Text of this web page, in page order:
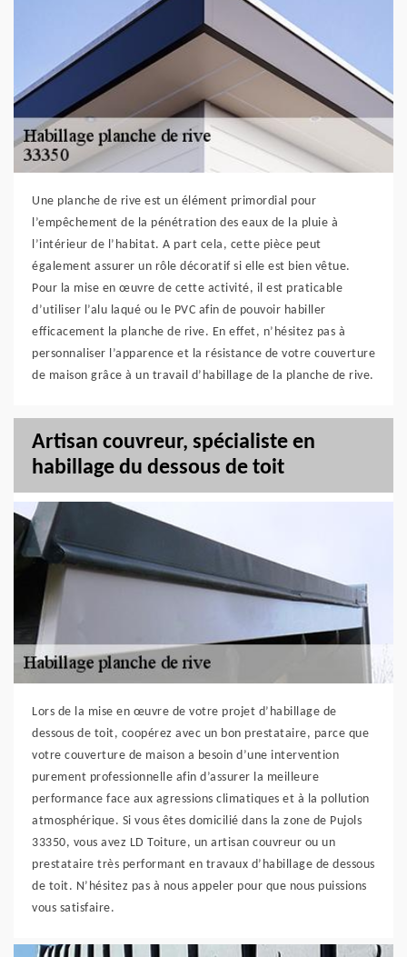
Une planche de rive est un élément primordial pour
l’empêchement de la pénétration des eaux de la pluie à
l’intérieur de l’habitat. A part cela, cette pièce peut
également assurer un rôle décoratif si elle est bien vêtue.
Pour la mise en œuvre de cette activité, il est praticable
d’utiliser l’alu laqué ou le PVC afin de pouvoir habiller
efficacement la planche de rive. En effet, n’hésitez pas à
personnaliser l’apparence et la résistance de votre couverture
de maison grâce à un travail d’habillage de la planche de rive.
Artisan couvreur, spécialiste en
habillage du dessous de toit
Lors de la mise en œuvre de votre projet d’habillage de
dessous de toit, coopérez avec un bon prestataire, parce que
votre couverture de maison a besoin d’une intervention
purement professionnelle afin d’assurer la meilleure
performance face aux agressions climatiques et à la pollution
atmosphérique. Si vous êtes domicilié dans la zone de Pujols
33350, vous avez LD Toiture, un artisan couvreur ou un
prestataire très performant en travaux d’habillage de dessous
de toit. N’hésitez pas à nous appeler pour que nous puissions
vous satisfaire.